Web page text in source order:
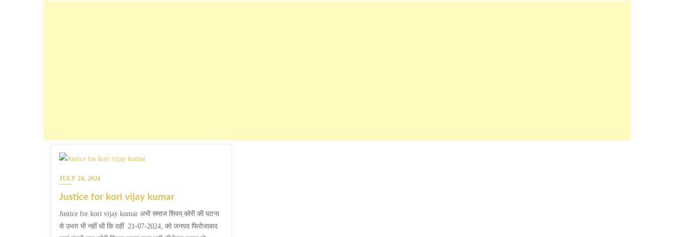
JULY 24, 2024
Justice for kori vijay kumar
Justice for kori vijay kumar अभी समाज शिवम् कोरी की घटना
से उभरा भी नहीं थी कि वहीं 21-07-2024, को जनपद फिरोजाबाद